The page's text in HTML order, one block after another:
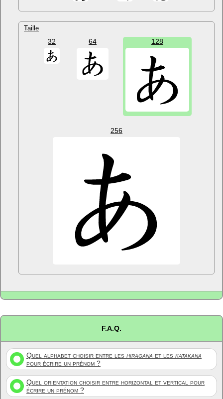
Taille
32 64 128
256
F.A.Q.
Quel alphabet choisir entre les hiragana et les katakana
pour écrire un prénom ?
Quel orientation choisir entre horizontal et vertical pour
écrire un prénom ?